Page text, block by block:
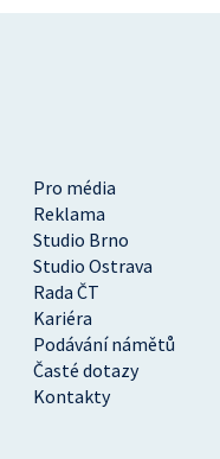
Pro média
Reklama
Studio Brno
Studio Ostrava
Rada ČT
Kariéra
Podávání námětů
Časté dotazy
Kontakty